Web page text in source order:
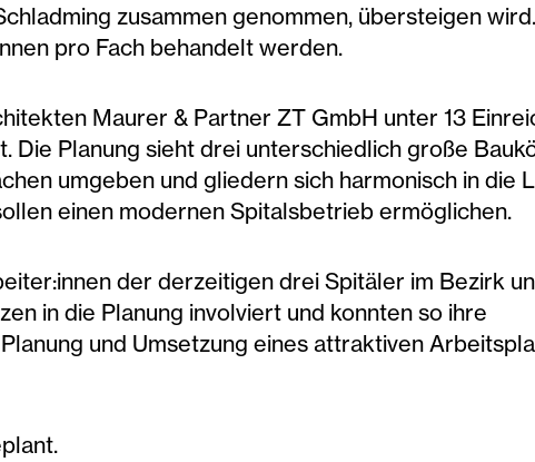
zusammen genommen, übersteigen
pro Fach behandelt werden.
Maurer & Partner ZT GmbH unter 13
Planung sieht drei unterschiedlich große
umgeben und gliedern sich harmonisch in die
einen modernen Spitalsbetrieb ermöglichen.
der derzeitigen drei Spitäler im Bezirk
in die Planung involviert und konnten so ihre
und Umsetzung eines attraktiven